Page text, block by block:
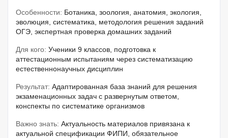
Особенности: Ботаника, зоология, анатомия, экология,
эволюция, систематика, методология решения заданий
ОГЭ, экспертная проверка домашних заданий
Для кого: Ученики 9 классов, подготовка к
аттестационным испытаниям через систематизацию
естественнонаучных дисциплин
Результат: Адаптированная база знаний для решения
экзаменационных задач с развернутым ответом,
конспекты по систематике организмов
Важно знать: Актуальность материалов привязана к
актуальной спецификации ФИПИ, обязательное